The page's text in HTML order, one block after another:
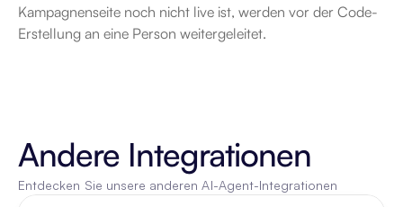
Kampagnenseite noch nicht live ist, werden vor der Code-
Erstellung an eine Person weitergeleitet.
Andere Integrationen
Entdecken Sie unsere anderen AI-Agent-Integrationen